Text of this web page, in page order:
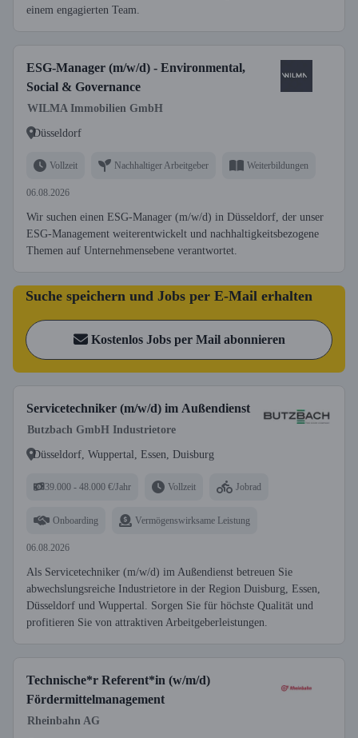
einem engagierten Team.
ESG-Manager (m/w/d) - Environmental,
Social & Governance
WILMA Immobilien GmbH
Düsseldorf
Vollzeit Nachhaltiger Arbeitgeber Weiterbildungen
06.08.2026
Wir suchen einen ESG-Manager (m/w/d) in Düsseldorf, der unser
ESG-Management weiterentwickelt und nachhaltigkeitsbezogene
Themen auf Unternehmensebene verantwortet.
Suche speichern und Jobs per E-Mail erhalten
Kostenlos Jobs per Mail abonnieren
Servicetechniker (m/w/d) im Außendienst
Butzbach GmbH Industrietore
Düsseldorf, Wuppertal, Essen, Duisburg
39.000 - 48.000 €/Jahr Vollzeit Jobrad
Onboarding Vermögenswirksame Leistung
06.08.2026
Als Servicetechniker (m/w/d) im Außendienst betreuen Sie
abwechslungsreiche Industrietore in der Region Duisburg, Essen,
Düsseldorf und Wuppertal. Sorgen Sie für höchste Qualität und
profitieren Sie von attraktiven Arbeitgeberleistungen.
Technische*r Referent*in (w/m/d)
Fördermittelmanagement
Rheinbahn AG